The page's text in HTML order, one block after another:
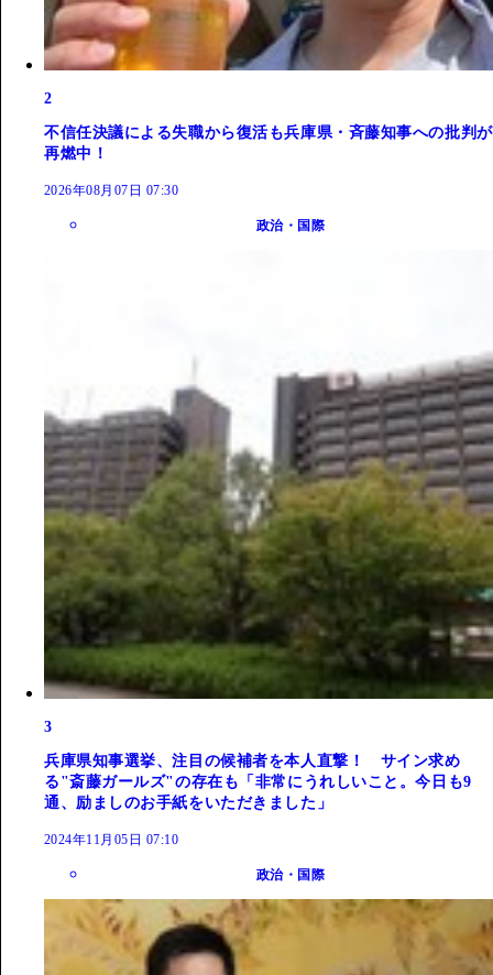
2
不信任決議による失職から復活も兵庫県・斉藤知事への批判が
再燃中！
2026年08月07日 07:30
政治・国際
3
兵庫県知事選挙、注目の候補者を本人直撃！ サイン求め
る"斎藤ガールズ"の存在も「非常にうれしいこと。今日も9
通、励ましのお手紙をいただきました」
2024年11月05日 07:10
政治・国際